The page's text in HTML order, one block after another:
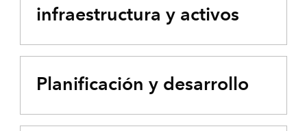
infraestructura y activos
Planificación y desarrollo